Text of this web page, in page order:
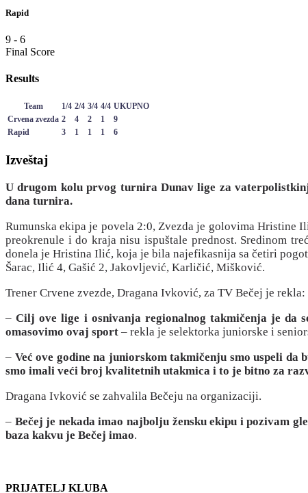
Rapid
9 - 6
Final Score
Results
Team 1/4 2/4 3/4 4/4 UKUPNO
Crvena zvezda 2 4 2 1
9
Rapid
3 1 1 1 6
Izveštaj
U drugom kolu prvog turnira Dunav lige za
dana turnira.
Rumunska ekipa je povela 2:0, Zvezda je golovima Hristine
preokrenule i do kraja nisu ispuštale prednost. Sredinom
donela je Hristina Ilić, koja je bila najefikasnija sa četiri
Šarac, Ilić 4, Gašić 2, Jakovljević, Karličić, Mišković.
Trener Crvene zvezde, Dragana Ivković, za TV Bečej je rekla:
–Cilj ove lige i osnivanja regionalnog takmičenja je da
omasovimo ovaj sport – rekla je selektorka juniorske i
– Već ove godine na juniorskom takmičenju smo uspeli
smo imali veći broj kvalitetnih utakmica i to je bitno za
Dragana Ivković se zahvalila Bečeju na organizaciji.
– Bečej je nekada imao najbolju žensku ekipu i pozivam
baza kakvu je Bečej imao.
PRIJATELJ KLUBA